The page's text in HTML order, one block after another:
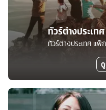
ทัวร์ต่างประเท
ทัวร์ต่างประเทศ แพ็